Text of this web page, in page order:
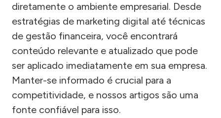
diretamente o ambiente empresarial. Desde
estratégias de marketing digital até técnicas
de gestão financeira, você encontrará
conteúdo relevante e atualizado que pode
ser aplicado imediatamente em sua empresa.
Manter-se informado é crucial para a
competitividade, e nossos artigos são uma
fonte confiável para isso.